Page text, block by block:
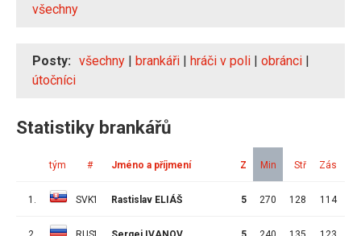
všechny
Posty: všechny | brankáři | hráči v poli | obránci |
útočníci
Statistiky brankářů
tým # Jméno a příjmení Z Min Stř Zás
1. SVK1 Rastislav ELIÁŠ 5 270 128 114